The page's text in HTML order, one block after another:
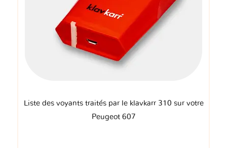
Liste des voyants traités par le klavkarr 310 sur votre
Peugeot 607